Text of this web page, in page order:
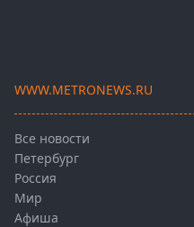
WWW.METRONEWS.RU
Все новости
Петербург
Россия
Мир
Афиша